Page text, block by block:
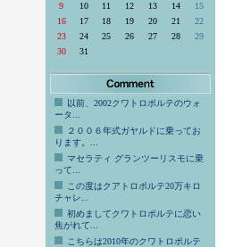
9
10 11 12 13 14
15
16
17 18 19 20 21
22
23
24 25 26 27 28
29
30
31
以前、2002クワトロポルテのウォ
ータ...
２００６年式ガヤルドに乗ってお
ります。...
マセラティ グランツーリスモに乗
って...
この度はクアトロポルテ20万キロ
チャレ...
初めましてクワトロポルテに恋い
焦がれて...
こちらは2010年のクワトロポルテ